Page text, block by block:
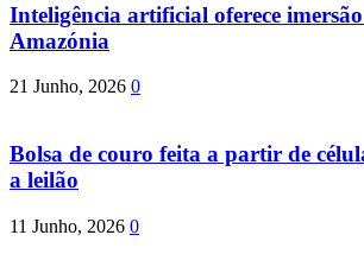
Inteligência artificial oferece
Amazónia
21 Junho, 2026 0
Bolsa de couro feita a partir de
a leilão
11 Junho, 2026 0